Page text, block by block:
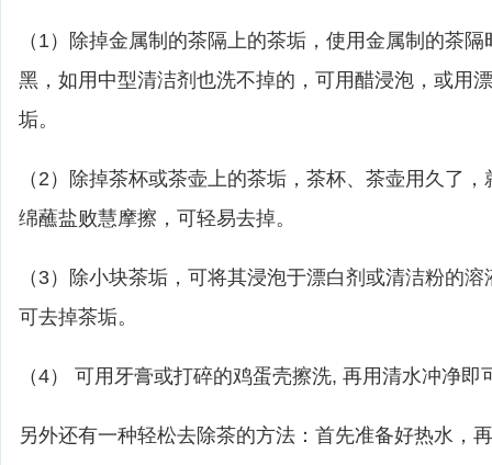
（1）除掉金属制的茶隔上的茶垢，使用金属制的茶
黑，如用中型清洁剂也洗不掉的，可用醋浸泡，或用
垢。
（2）除掉茶杯或茶壶上的茶垢，茶杯、茶壶用久了
绵蘸盐败慧摩擦，可轻易去掉。
（3）除小块茶垢，可将其浸泡于漂白剂或清洁粉的
可去掉茶垢。
（4） 可用牙膏或打碎的鸡蛋壳擦洗, 再用清水冲净即
另外还有一种轻松去除茶的方法：首先准备好热水，